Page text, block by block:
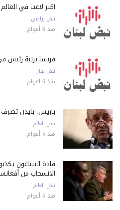
أكبر لاعب في
نبض رياضي
منذ 6 أعوام
فرنسا برتبة رئيس
نبض لبنان
منذ 6 أعوام
باريس: بايدن
نبض العالم
منذ 5 أعوام
قادة البنتاغون
الانسحاب من
نبض العالم
منذ 5 أعوام